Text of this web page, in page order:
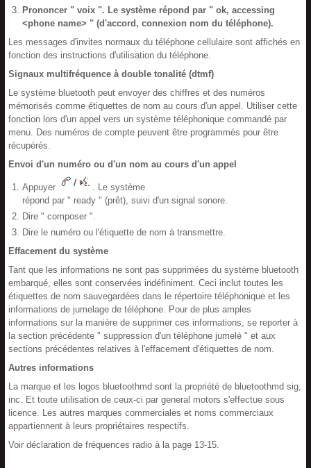
Prononcer " voix ". Le système répond par " ok, accessing
<phone name> " (d'accord, connexion nom du téléphone).
Les messages d'invites normaux du téléphone cellulaire sont affichés en
fonction des instructions d'utilisation du téléphone.
Signaux multifréquence à double tonalité (dtmf)
Le système bluetooth peut envoyer des chiffres et des numéros
mémorisés comme étiquettes de nom au cours d'un appel. Utiliser cette
fonction lors d'un appel vers un système téléphonique commandé par
menu. Des numéros de compte peuvent être programmés pour être
récupérés.
Envoi d'un numéro ou d'un nom au cours d'un appel
Appuyer
. Le système
répond par " ready " (prêt), suivi d'un signal sonore.
Dire " composer ".
Dire le numéro ou l'étiquette de nom à transmettre.
Effacement du système
Tant que les informations ne sont pas supprimées du système bluetooth
embarqué, elles sont conservées indéfiniment. Ceci inclut toutes les
étiquettes de nom sauvegardées dans le répertoire téléphonique et les
informations de jumelage de téléphone. Pour de plus amples
informations sur la manière de supprimer ces informations, se reporter à
la section précédente " suppression d'un téléphone jumelé " et aux
sections précédentes relatives à l'effacement d'étiquettes de nom.
Autres informations
La marque et les logos bluetoothmd sont la propriété de bluetoothmd sig,
inc. Et toute utilisation de ceux-ci par general motors s'effectue sous
licence. Les autres marques commerciales et noms commerciaux
appartiennent à leurs propriétaires respectifs.
Voir déclaration de fréquences radio à la page 13-15.